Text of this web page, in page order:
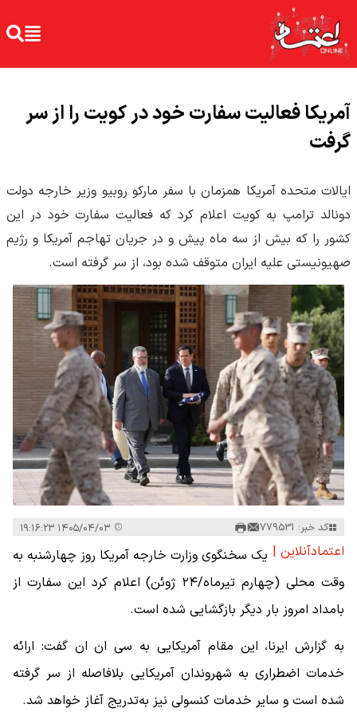
آمریکا فعالیت سفارت خود در کویت را از سر
گرفت
ایالات متحده آمریکا همزمان با سفر مارکو روبیو وزیر خارجه دولت
دونالد ترامپ به کویت اعلام کرد که فعالیت سفارت خود در این
کشور را که بیش از سه ماه پیش و در جریان تهاجم آمریکا و رژیم
صهیونیستی علیه ایران متوقف شده بود، از سر گرفته است.
کد خبر: 779531
اعتمادآنلاین | یک سخنگوی وزارت خارجه آمریکا روز چهارشنبه به
وقت محلی (چهارم تیرماه/۲۴ ژوئن) اعلام کرد این سفارت از
بامداد امروز بار دیگر بازگشایی شده است.
به گزارش ایرنا، این مقام آمریکایی به سی ان ان گفت: ارائه
خدمات اضطراری به شهروندان آمریکایی بلافاصله از سر گرفته
شده است و سایر خدمات کنسولی نیز به‌تدریج آغاز خواهد شد.